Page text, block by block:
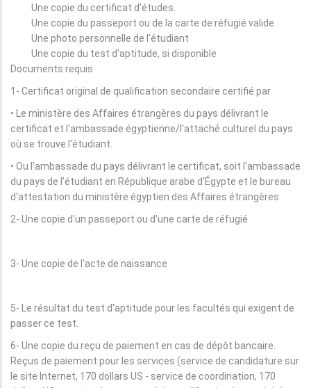
Une copie du certificat d'études.
Une copie du passeport ou de la carte de réfugié valide
Une photo personnelle de l'étudiant
Une copie du test d'aptitude, si disponible
Documents requis
1- Certificat original de qualification secondaire certifié par
• Le ministère des Affaires étrangères du pays délivrant le
certificat et l'ambassade égyptienne/l'attaché culturel du pays
où se trouve l'étudiant.
• Ou l'ambassade du pays délivrant le certificat, soit l'ambassade
du pays de l'étudiant en République arabe d'Égypte et le bureau
d'attestation du ministère égyptien des Affaires étrangères
2- Une copie d'un passeport ou d'une carte de réfugié
3- Une copie de l'acte de naissance
5- Le résultat du test d'aptitude pour les facultés qui exigent de
passer ce test.
6- Une copie du reçu de paiement en cas de dépôt bancaire.
Reçus de paiement pour les services (service de candidature sur
le site Internet, 170 dollars US - service de coordination, 170